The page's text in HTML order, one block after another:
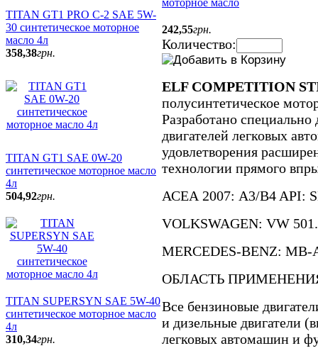
TITAN GT1 PRO C-2 SAE 5W-
30 синтетическое моторное
масло 4л
358,38грн.
TITAN GT1 SAE 0W-20
синтетическое моторное масло
4л
504,92грн.
TITAN SUPERSYN SAE 5W-40
синтетическое моторное масло
4л
310,34грн.
242,55грн.
Количество:
ELF COMPETITION
полусинтетическое
Разработано
двигателей легковых
удовлетворения
технологии прямого
АСЕА 2007: A3/B4 API:
VOLKSWAGEN: VW
MERCEDES-BENZ: MB-
ОБЛАСТЬ
Все бензиновые
и дизельные двигатели
легковых автомашин и